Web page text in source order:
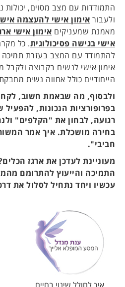
התמודדות עם מצב מסוים, יכולות
ולעבור אימון אישי להעצמה
מאמנת שמעניקים אימון אישי
אישי בגישה פסיכולוגית. כל
להתמודד עם המצב בעזרת תמיכה
אימון אישי לנשים בקבוצה ולקבל
הייחודיים כולל אחווה נשית
ולבסוף, מה שבאמת חשוב,
בפרופורציות הנכונות,
רגועה, לבחון את "הקלפים"
בחירה מושכלת. איך אמר
חביבי".
מעוניינת לעדכן את ארגז
התמיכה והייעוץ להתרומם
עכשיו ויחד נתחיל לסלול את